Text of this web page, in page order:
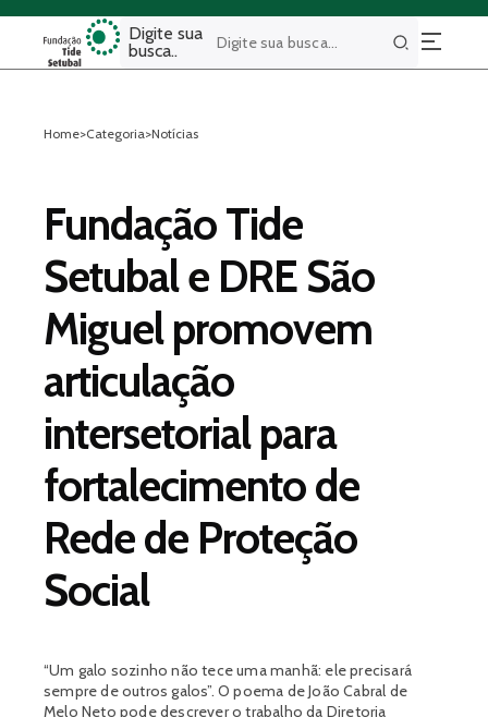
Digite sua
busca..
Buscar
Home>Categoria>Notícias
Fundação Tide
Setubal e DRE São
Miguel promovem
articulação
intersetorial para
fortalecimento de
Rede de Proteção
Social
“Um galo sozinho não tece uma manhã: ele precisará
sempre de outros galos”. O poema de João Cabral de
Melo Neto pode descrever o trabalho da Diretoria